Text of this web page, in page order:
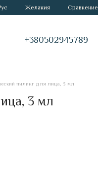
Желания Сравнение
+380502945789
пилинг для лица, 3 мл
3 мл